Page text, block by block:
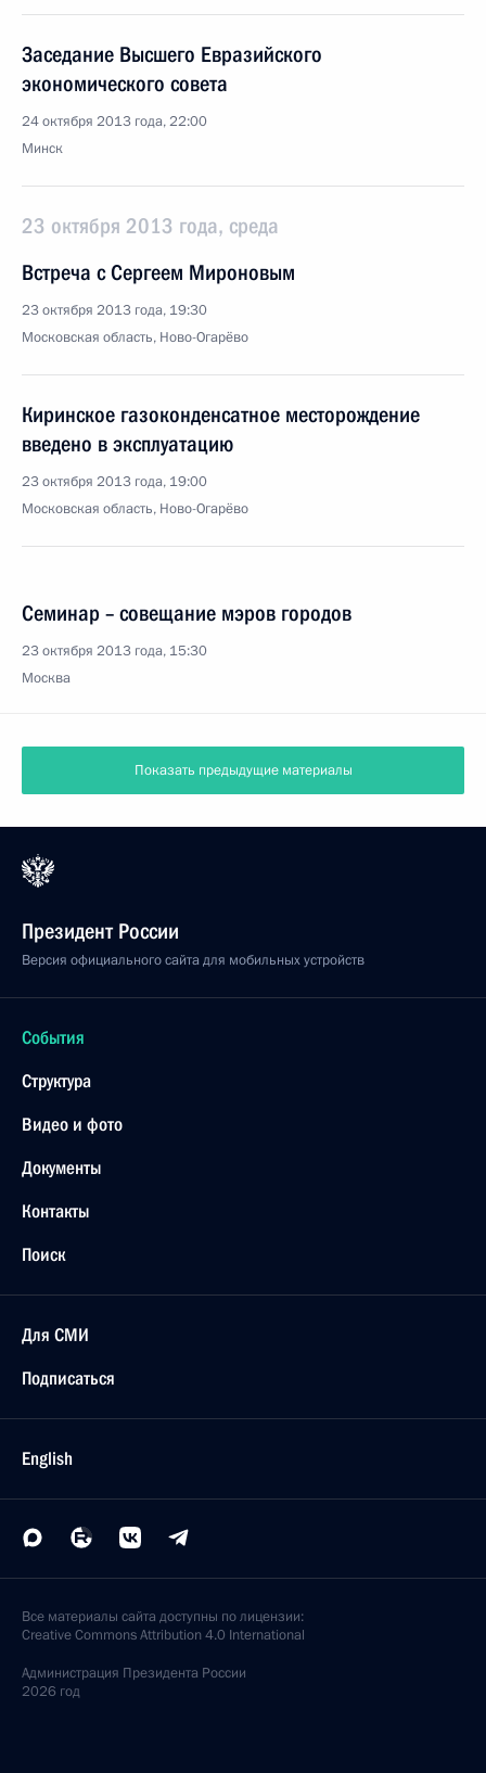
Заседание Высшего Евразийского
экономического совета
24 октября 2013 года, 22:00
Минск
23 октября 2013 года, среда
Встреча с Сергеем Мироновым
23 октября 2013 года, 19:30
Московская область, Ново-Огарёво
Киринское газоконденсатное месторождение
введено в эксплуатацию
23 октября 2013 года, 19:00
Московская область, Ново-Огарёво
Семинар – совещание мэров городов
23 октября 2013 года, 15:30
Москва
Показать предыдущие материалы
Президент России
Версия официального сайта для мобильных устройств
События
Структура
Видео и фото
Документы
Контакты
Поиск
Для СМИ
Подписаться
English
Все материалы сайта доступны по лицензии:
Creative Commons Attribution 4.0 International
Администрация Президента России
2026 год